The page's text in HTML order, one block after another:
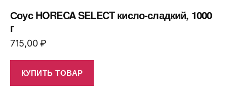
Соус HORECA SELECT кисло-сладкий, 1000
г
715,00₽
КУПИТЬ ТОВАР